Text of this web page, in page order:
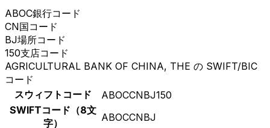
ABOC銀行コード
CN国コード
BJ場所コード
150支店コード
AGRICULTURAL BANK OF CHINA, THE の SWIFT/BIC
コード
スウィフトコード
ABOCCNBJ150
SWIFTコード（8文
字）
ABOCCNBJ